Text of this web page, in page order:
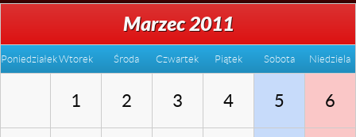
 uroczystości
 ogłoszenia
fałszywe alarmy
Marzec 2011
PoniedziałekWtorek Środa Czwartek Piątek Sobota Niedziela
1 2 3 4 5 6